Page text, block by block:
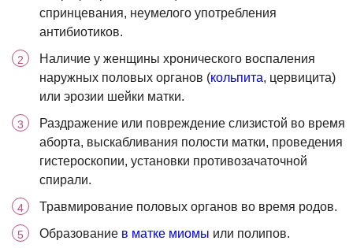
спринцевания, неумелого употребления
антибиотиков.
Наличие у женщины хронического воспаления
наружных половых органов (кольпита, цервицита)
или эрозии шейки матки.
Раздражение или повреждение слизистой во время
аборта, выскабливания полости матки, проведения
гистероскопии, установки противозачаточной
спирали.
Травмирование половых органов во время родов.
Образование в матке миомы или полипов.